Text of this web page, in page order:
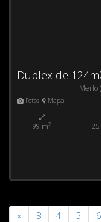
Duplex de
Merlo
Fotos Mapa
99 m2 25
« 3 4 5 6